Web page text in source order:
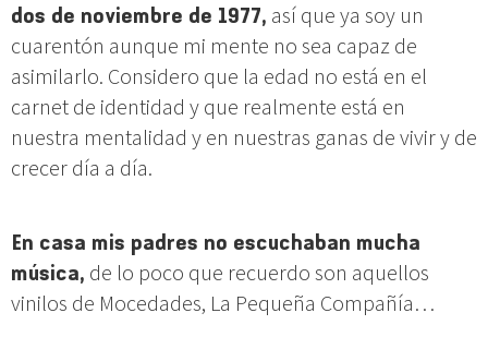
dos de noviembre de 1977, así que ya soy un
cuarentón aunque mi mente no sea capaz de
asimilarlo. Considero que la edad no está en el
carnet de identidad y que realmente está en
nuestra mentalidad y en nuestras ganas de vivir y de
crecer día a día.
En casa mis padres no escuchaban mucha
música, de lo poco que recuerdo son aquellos
vinilos de Mocedades, La Pequeña Compañía…